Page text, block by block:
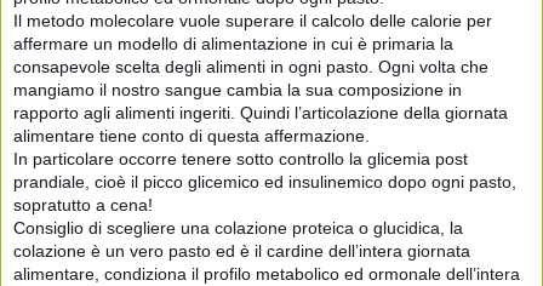
Il metodo molecolare vuole superare il calcolo delle calorie per
affermare un modello di alimentazione in cui è primaria la
consapevole scelta degli alimenti in ogni pasto. Ogni volta che
mangiamo il nostro sangue cambia la sua composizione in
rapporto agli alimenti ingeriti. Quindi l’articolazione della giornata
alimentare tiene conto di questa affermazione.
In particolare occorre tenere sotto controllo la glicemia post
prandiale, cioè il picco glicemico ed insulinemico dopo ogni pasto,
sopratutto a cena!
Consiglio di scegliere una colazione proteica o glucidica, la
colazione è un vero pasto ed è il cardine dell’intera giornata
alimentare, condiziona il profilo metabolico ed ormonale dell’intera